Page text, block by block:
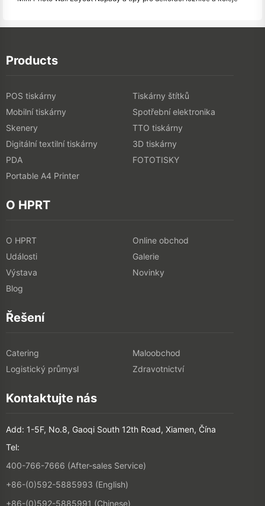
Products
POS tiskárny
Tiskárny štítků
Mobilní tiskárny
Spotřební elektronika
Skenery
TTO tiskárny
Digitální textilní tiskárny
3D tiskárny
PDA
FOTOTISKY
Portable A4 Printer
O HPRT
O HPRT
Online obchod
Události
Galerie
Výstava
Novinky
Blog
Řešení
Catering
Maloobchod
Logistický průmysl
Zdravotnictví
Kontaktujte nás
Add: 1-5F, No.8, Gaoqi South 12th Road, Xiamen, Čína
Tel:
400-766-7666 (After-sales Service)
+86-(0)592-5885993 (English)
+86-(0)592-5885991 (Chinese)